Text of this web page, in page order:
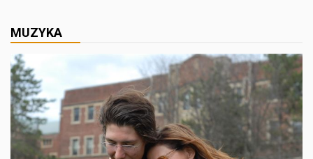
MUZYKA